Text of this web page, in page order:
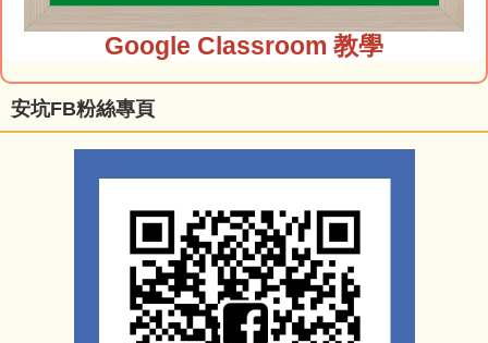
Google Classroom 教學
安坑FB粉絲專頁